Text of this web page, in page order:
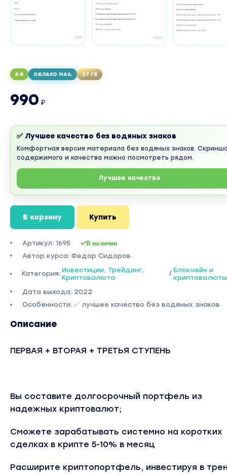
5 Б ОБЛАКО MAIL 27 ГБ
990 ₽
✅ Лучшее качество без водяных знаков
Комфортная версия материала без водяных знаков.
содержимого и качества можно посмотреть рядом.
Лучшее качество
В корзину Купить
Артикул: 1695 В наличии
Автор курса: Федор Сидоров
Категория: Инвестиции, Трейдинг,
Криптовалюта
/ Блокчейн и
криптовалюты
Дата выхода: 2022
Особенности: ✅ лучшее качество без водяных знаков
Описание
ПЕРВАЯ + ВТОРАЯ + ТРЕТЬЯ СТУПЕНЬ
Вы составите долгосрочный портфель из
надежных криптовалют;
Сможете зарабатывать системно на коротких
сделках в крипте 5-10% в месяц
Расширите криптопортфель, инвестируя в